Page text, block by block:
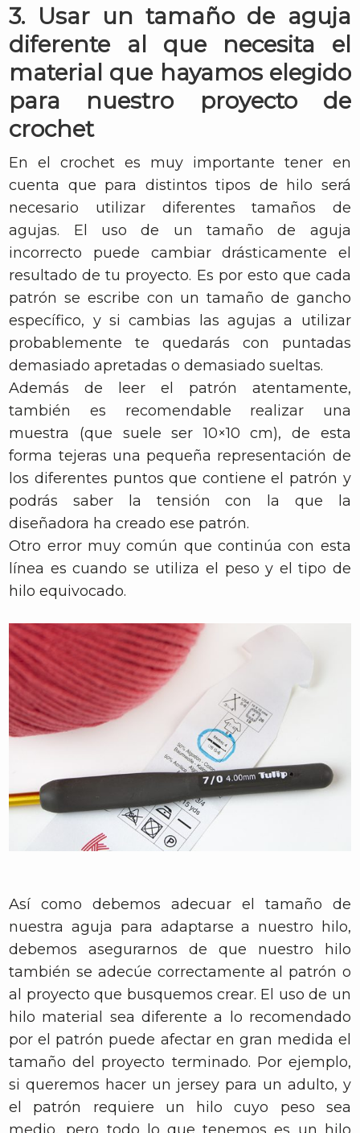
3. Usar un tamaño de aguja
diferente al que necesita el
material que hayamos elegido
para nuestro proyecto de
crochet
En el crochet es muy importante tener en
cuenta que para distintos tipos de hilo será
necesario utilizar diferentes tamaños de
agujas. El uso de un tamaño de aguja
incorrecto puede cambiar drásticamente el
resultado de tu proyecto. Es por esto que cada
patrón se escribe con un tamaño de gancho
específico, y si cambias las agujas a utilizar
probablemente te quedarás con puntadas
demasiado apretadas o demasiado sueltas.
Además de leer el patrón atentamente,
también es recomendable realizar una
muestra (que suele ser 10×10 cm), de esta
forma tejeras una pequeña representación de
los diferentes puntos que contiene el patrón y
podrás saber la tensión con la que la
diseñadora ha creado ese patrón.
Otro error muy común que continúa con esta
línea es cuando se utiliza el peso y el tipo de
hilo equivocado.
Así como debemos adecuar el tamaño de
nuestra aguja para adaptarse a nuestro hilo,
debemos asegurarnos de que nuestro hilo
también se adecúe correctamente al patrón o
al proyecto que busquemos crear. El uso de un
hilo material sea diferente a lo recomendado
por el patrón puede afectar en gran medida el
tamaño del proyecto terminado. Por ejemplo,
si queremos hacer un jersey para un adulto, y
el patrón requiere un hilo cuyo peso sea